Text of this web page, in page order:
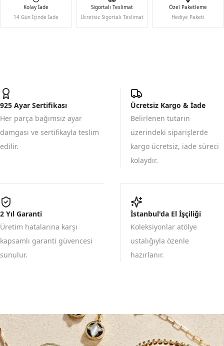
Kolay İade
14 Gün İçinde İade
Sigortalı Teslimat
Ücretsiz Sigortalı Teslimat
Özel Paketleme
Hediye Paketi
925 Ayar Sertifikası
Her parça bağımsız ayar
damgası ve sertifikayla teslim
edilir.
Ücretsiz Kargo & İade
Belirlenen tutarın
üzerindeki siparişlerde
kargo ücretsiz, iade süreci
kolaydır.
2 Yıl Garanti
Üretim hatalarına karşı
kapsamlı garanti güvencesi
sunulur.
İstanbul'da El İşçiliği
Koleksiyonlar atölye
ustalığıyla özenle
hazırlanır.